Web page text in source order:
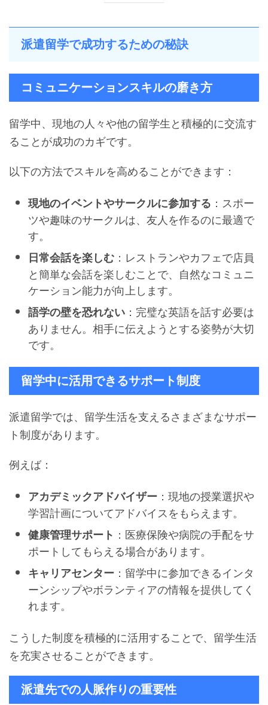
派遣留学で成功するための秘訣
コミュニケーションスキルの磨き方
留学中、現地の人々や他の留学生と積極的に交流す
ることが成功のカギです。
以下の方法でスキルを高めることができます：
現地のイベントやサークルに参加する ：スポー
ツや趣味のサークルは、友人を作るのに最適で
す。
日常会話を楽しむ ：レストランやカフェで店員
と簡単な会話を楽しむことで、自然なコミュニ
ケーション能力が向上します。
語学の壁を恐れない ：完璧な英語を話す必要は
ありません。相手に伝えようとする姿勢が大切
です。
留学中に活用できるサポート制度
派遣留学では、留学生活を支えるさまざまなサポー
ト制度があります。
例えば：
アカデミックアドバイザー ：現地の授業選択や
学習計画についてアドバイスをもらえます。
健康管理サポート ：医療保険や病院の手配をサ
ポートしてもらえる場合があります。
キャリアセンター ：留学中に参加できるインタ
ーンシップやボランティアの情報を提供してく
れます。
こうした制度を積極的に活用することで、留学生活
を充実させることができます。
派遣先での人脈作りの重要性